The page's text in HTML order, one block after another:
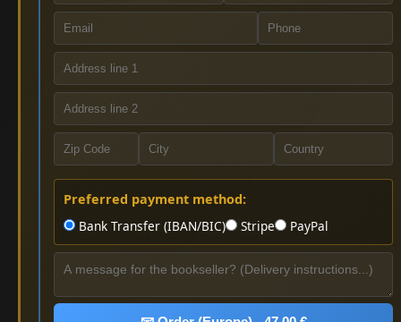
Preferred payment method:
Bank Transfer (IBAN/BIC)
Stripe PayPal